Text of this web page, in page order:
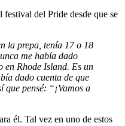
del Pride desde que se
la prepa, tenía 17 o 18
me había dado
en Rhode Island. Es un
dado cuenta de que
que pensé: “¡Vamos a
él. Tal vez en uno de estos